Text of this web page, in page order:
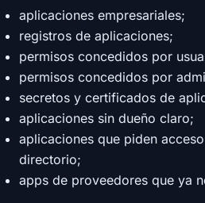
aplicaciones empresariales;
registros de aplicaciones;
permisos concedidos por
permisos concedidos por
secretos y certificados de
aplicaciones sin dueño claro;
aplicaciones que piden
directorio;
apps de proveedores que ya